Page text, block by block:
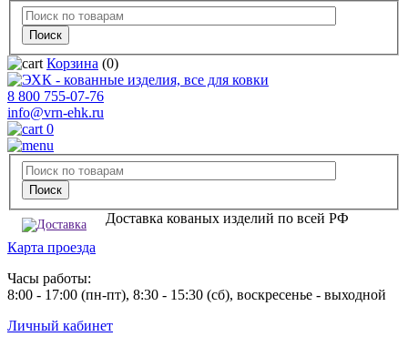
Корзина (0)
8 800 755-07-76
info@vrn-ehk.ru
0
Доставка кованых изделий по всей РФ
Карта проезда
Часы работы:
8:00 - 17:00 (пн-пт), 8:30 - 15:30 (сб), воскресенье - выходной
Личный кабинет